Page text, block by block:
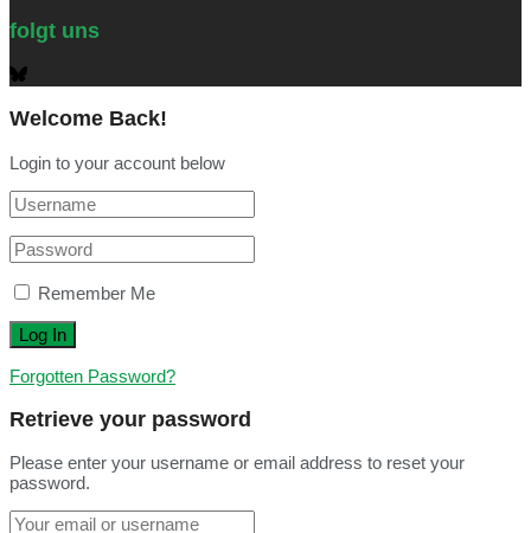
folgt uns
Welcome Back!
Login to your account below
Remember Me
Forgotten Password?
Retrieve your password
Please enter your username or email address to reset your
password.